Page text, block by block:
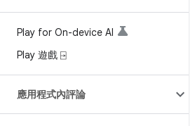
Play for On-device AI
Play 遊戲 ⍈
應用程式內評論